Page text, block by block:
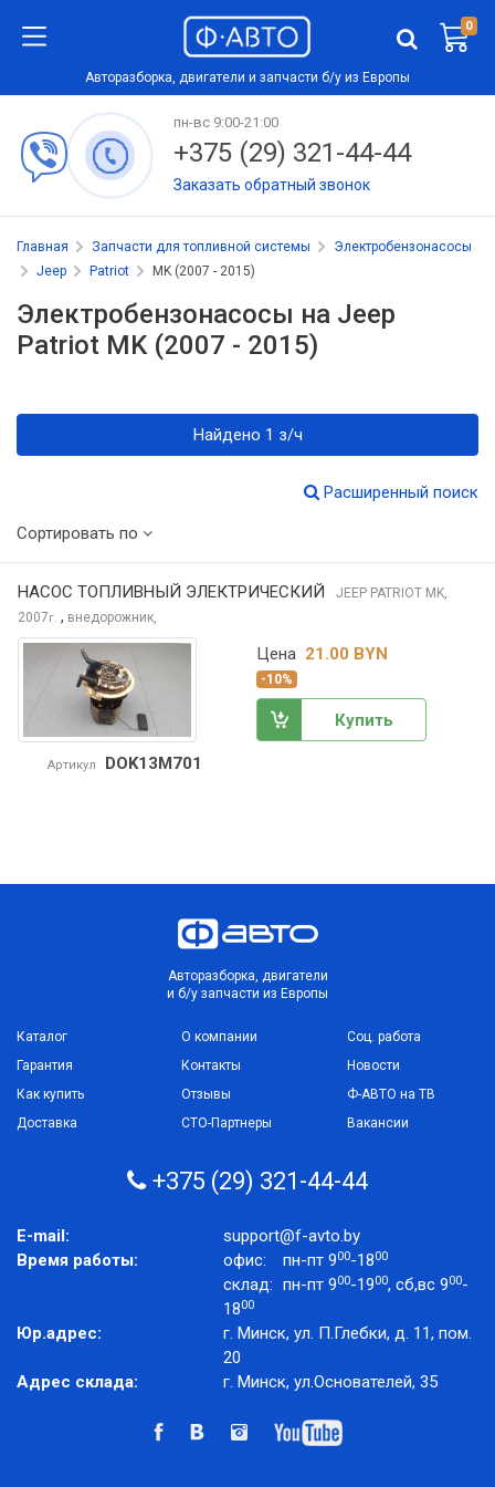
0
Авторазборка, двигатели и запчасти б/у из Европы
пн-вс 9:00-21:00
+375 (29) 321-44-44
Заказать обратный звонок
Главная Запчасти для топливной системы
Электробензонасосы
Jeep
Patriot MK (2007 - 2015)
Электробензонасосы на Jeep
Patriot MK (2007 - 2015)
Найдено 1 з/ч
Расширенный поиск
Сортировать по
НАСОС ТОПЛИВНЫЙ ЭЛЕКТРИЧЕСКИЙ JEEP PATRIOT MK,
2007г. , внедорожник,
Артикул DOK13M701
Цена 21.00 BYN
-10%
Купить
Авторазборка, двигатели
и б/у запчасти из Европы
Каталог
Гарантия
Как купить
Доставка
О компании
Контакты
Отзывы
СТО-Партнеры
Соц. работа
Новости
Ф-АВТО на ТВ
Вакансии
+375 (29) 321-44-44
E-mail:
support@f-avto.by
Время работы:
офис: пн-пт 900-1800
склад: пн-пт 900-1900, сб,вс 900-
1800
Юр.адрес:
г. Минск, ул. П.Глебки, д. 11, пом.
20
Адрес склада:
г. Минск, ул.Основателей, 35